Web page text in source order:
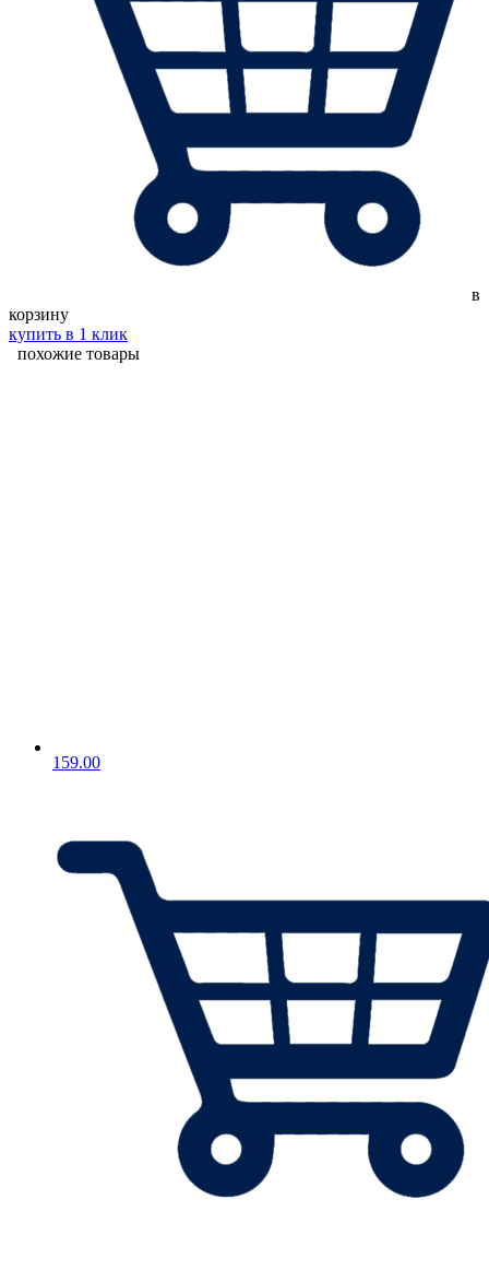
в
корзину
купить в 1 клик
похожие товары
159.00